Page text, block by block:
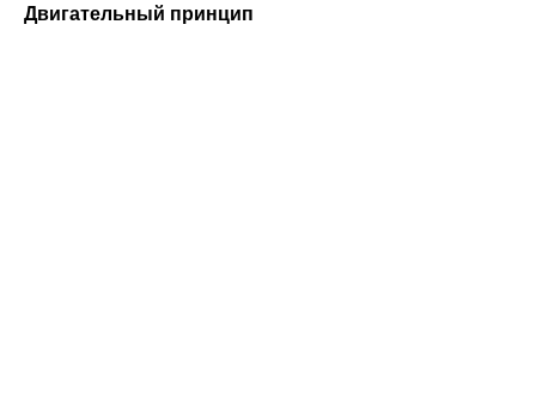
Двигательный принцип